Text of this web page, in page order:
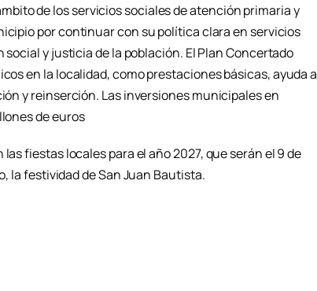
de los servicios sociales de atención primaria y
por continuar con su política clara en servicios
y justicia de la población. El Plan Concertado
en la localidad, como prestaciones básicas, ayuda a
y reinserción. Las inversiones municipales en
de euros
fiestas locales para el año 2027, que serán el 9 de
la festividad de San Juan Bautista.